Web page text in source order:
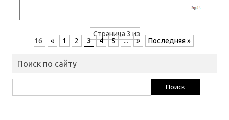
Страница 3 из
16
« 1 2 3 4 5 ... » Последняя »
Поиск по сайту